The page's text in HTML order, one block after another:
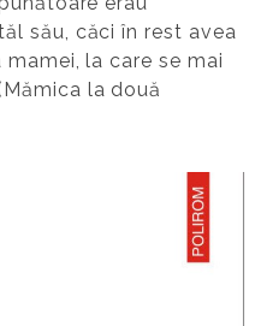
său, căci în rest avea
la care se mai
la două